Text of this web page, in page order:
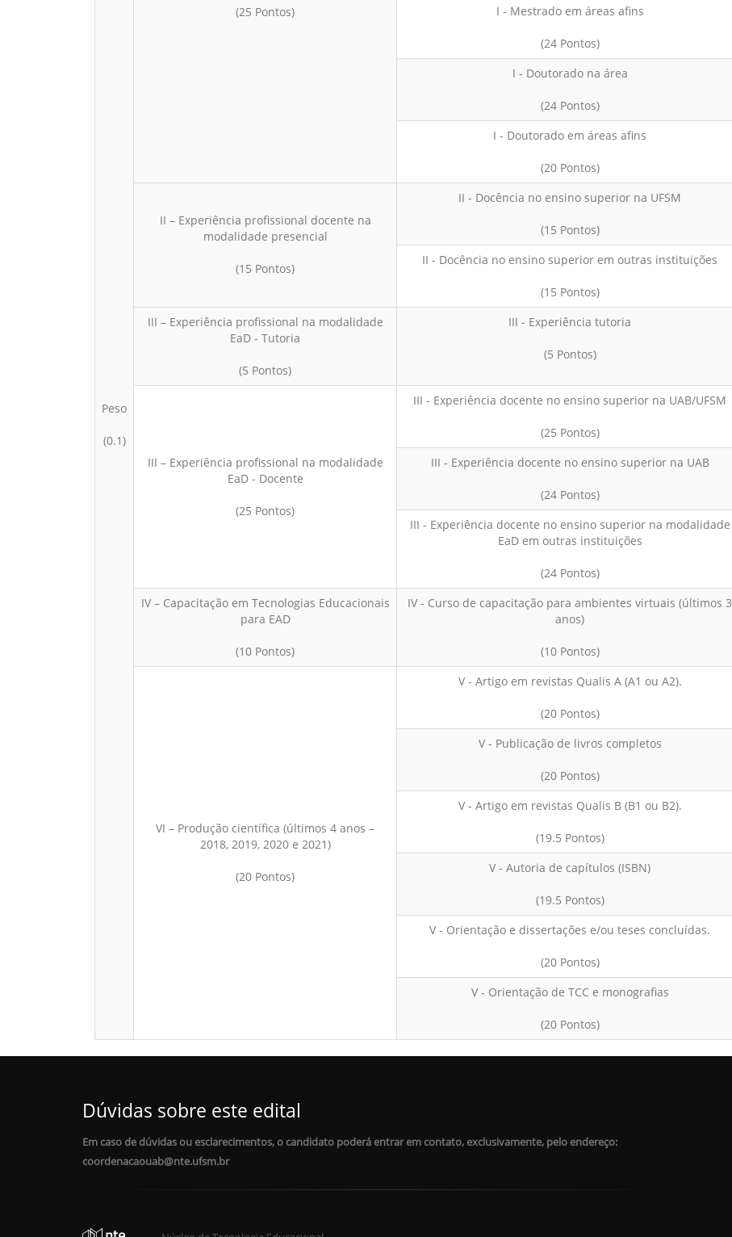
Peso
(0.1)
(25 Pontos) I - Mestrado em áreas afins
(24 Pontos)
I - Doutorado na área
(24 Pontos)
I - Doutorado em áreas afins
(20 Pontos)
II – Experiência profissional docente na
modalidade presencial
(15 Pontos)
II - Docência no ensino superior na UFSM
(15 Pontos)
II - Docência no ensino superior em outras instituições
(15 Pontos)
III – Experiência profissional na modalidade
EaD - Tutoria
(5 Pontos)
III - Experiência tutoria
(5 Pontos)
III – Experiência profissional na modalidade
EaD - Docente
(25 Pontos)
III - Experiência docente no ensino superior na UAB/UFSM
(25 Pontos)
III - Experiência docente no ensino superior na UAB
(24 Pontos)
III - Experiência docente no ensino superior na modalidade
EaD em outras instituições
(24 Pontos)
IV – Capacitação em Tecnologias Educacionais
para EAD
(10 Pontos)
IV - Curso de capacitação para ambientes virtuais (últimos 3
anos)
(10 Pontos)
VI – Produção científica (últimos 4 anos –
2018, 2019, 2020 e 2021)
(20 Pontos)
V - Artigo em revistas Qualis A (A1 ou A2).
(20 Pontos)
V - Publicação de livros completos
(20 Pontos)
V - Artigo em revistas Qualis B (B1 ou B2).
(19.5 Pontos)
V - Autoria de capítulos (ISBN)
(19.5 Pontos)
V - Orientação e dissertações e/ou teses concluídas.
(20 Pontos)
V - Orientação de TCC e monografias
(20 Pontos)
Dúvidas sobre este edital
Em caso de dúvidas ou esclarecimentos, o candidato poderá entrar em contato, exclusivamente, pelo endereço:
coordenacaouab@nte.ufsm.br